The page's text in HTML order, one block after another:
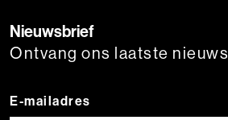
Nieuwsbrief
Ontvang ons laatste nieuws
E-mailadres